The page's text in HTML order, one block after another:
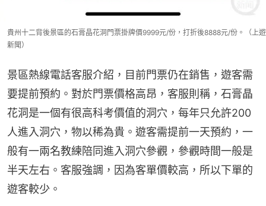
貴州十二背後景區的石膏晶花洞門票掛牌價9999元/份，打折後8888元/份。（上遊
新聞）
景區熱線電話客服介紹，目前門票仍在銷售，遊客需
要提前預約。對於門票價格高昂，客服則稱，石膏晶
花洞是一個有很高科考價值的洞穴，每年只允許200
人進入洞穴，物以稀為貴。遊客需提前一天預約，一
般有一兩名教練陪同進入洞穴參觀，參觀時間一般是
半天左右。客服強調，因為客單價較高，所以下單的
遊客較少。